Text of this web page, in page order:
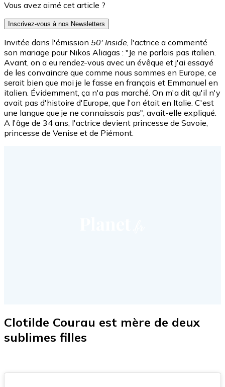
Vous avez aimé cet article ?
Inscrivez-vous à nos Newsletters
Invitée dans l'émission 50' Inside, l'actrice a commenté
son mariage pour Nikos Aliagas : "Je ne parlais pas italien.
Avant, on a eu rendez-vous avec un évêque et j'ai essayé
de les convaincre que comme nous sommes en Europe, ce
serait bien que moi je le fasse en français et Emmanuel en
italien. Évidemment, ça n'a pas marché. On m'a dit qu'il n'y
avait pas d'histoire d'Europe, que l'on était en Italie. C'est
une langue que je ne connaissais pas", avait-elle expliqué.
A l'âge de 34 ans, l'actrice devient princesse de Savoie,
princesse de Venise et de Piémont.
Clotilde Courau est mère de deux
sublimes filles